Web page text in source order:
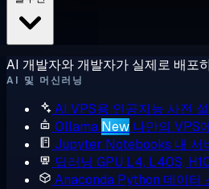
AI 개발자와 개발자가 실제로 배포
AI 및 머신러닝
AI VPS용 인공지능 사전
Ollama New 나만의 VPS
Jupyter Notebooks 내 서
딥러닝 GPU L4, L40S,
Anaconda Python 데이터